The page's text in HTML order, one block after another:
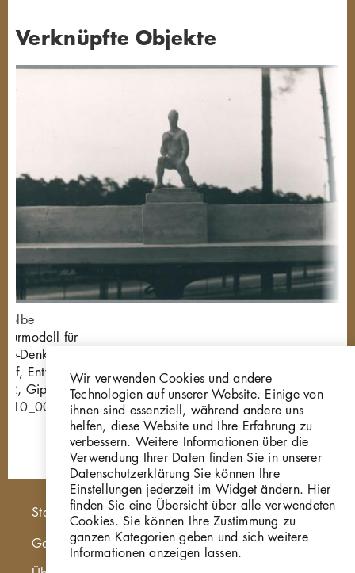
Verknüpfte Objekte
für
Denkmal für
Entwurf II,
Gips
Hauptnavigation
Startseite
Georg Kolbe Museum
Wir verwenden Cookies und andere
Technologien auf unserer Website. Einige von
ihnen sind essenziell, während andere uns
helfen, diese Website und Ihre Erfahrung zu
verbessern. Weitere Informationen über die
Verwendung Ihrer Daten finden Sie in unserer
Datenschutzerklärung Sie können Ihre
Einstellungen jederzeit im Widget ändern. Hier
finden Sie eine Übersicht über alle verwendeten
Cookies. Sie können Ihre Zustimmung zu
ganzen Kategorien geben und sich weitere
Informationen anzeigen lassen.